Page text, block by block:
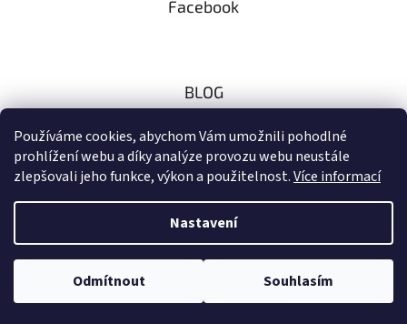
Používáme cookies, abychom Vám umožnili pohodlné
prohlížení webu a díky analýze provozu webu neustále
zlepšovali jeho funkce, výkon a použitelnost.Více informací
Nastavení
Odmítnout Souhlasím
Facebook
BLOG
10.11.2024
Vytvořil Shoptet
Copyright 2026www.otakarkuvsvet.cz . Všechna práva vyhrazena.